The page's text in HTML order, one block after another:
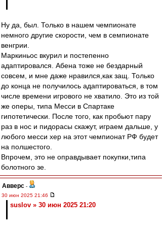
Ну да, был. Только в нашем чемпионате
немного другие скорости, чем в семпионате
венгрии.
Маркиньос вкурил и постепенно
адаптировался. Абена тоже не бездарный
совсем, и мне даже нравился,как защ. Только
до конца не получилось адаптироваться, в том
числе времени игрового не хватило. Это из той
же оперы, типа Месси в Спартаке
гипотетически. После того, как пробьют пару
раз в нос и пидорасы скажут, играем дальше, у
любого месси хер на этот чемпионат РФ будет
на полшестого.
Впрочем, это не оправдывает покупки,типа
болотного зе.
Авверс -
30 июн 2025 21:46
suslov » 30 июн 2025 21:20